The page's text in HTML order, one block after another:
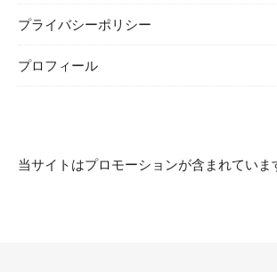
プライバシーポリシー
プロフィール
当サイトはプロモーションが含まれていま